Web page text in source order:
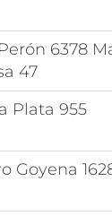
6378
47
Plata 955
Goyena